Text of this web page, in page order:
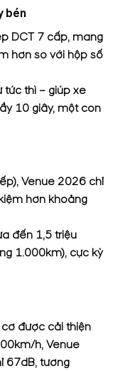
bén
DCT 7 cấp, mang
hơn so với hộp số
tức thì – giúp xe
10 giây, một con
Venue 2026 chỉ
hơn khoảng
đến 1,5 triệu
1.000km), cực kỳ
được cải thiện
h, Venue
67dB, tương